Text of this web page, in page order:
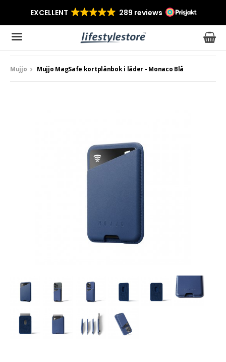
Produkten har blivit tillagd i varukorgen
Mujjo Mujjo MagSafe kortplånbok i läder - Monaco Blå